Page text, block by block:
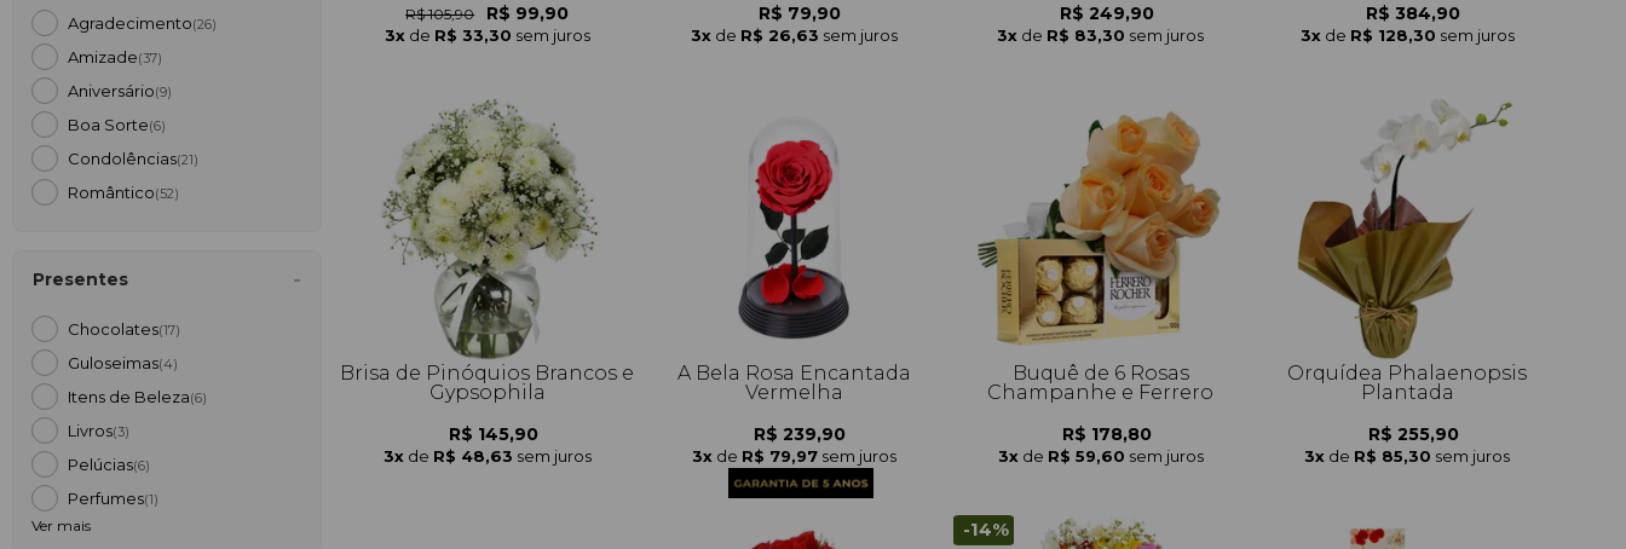
Agradecimento(26)
Amizade(37)
Aniversário(9)
Boa Sorte(6)
Condolências(21)
Romântico(52)
Presentes
Chocolates(17)
Guloseimas(4)
Itens de Beleza(6)
Livros(3)
Pelúcias(6)
Perfumes(1)
Ver mais
R$ 105,90 R$ 99,90
3x de R$ 33,30 sem juros
R$ 79,90
3x de R$ 26,63 sem juros
R$ 249,90
3x de R$ 83,30 sem juros
R$ 384,90
3x de R$ 128,30 sem juros
Brisa de Pinóquios Brancos e
Gypsophila
R$ 145,90
3x de R$ 48,63 sem juros
A Bela Rosa Encantada
Vermelha
R$ 239,90
3x de R$ 79,97 sem juros
Buquê de 6 Rosas
Champanhe e Ferrero
R$ 178,80
3x de R$ 59,60 sem juros
Orquídea Phalaenopsis
Plantada
R$ 255,90
3x de R$ 85,30 sem juros
-14%